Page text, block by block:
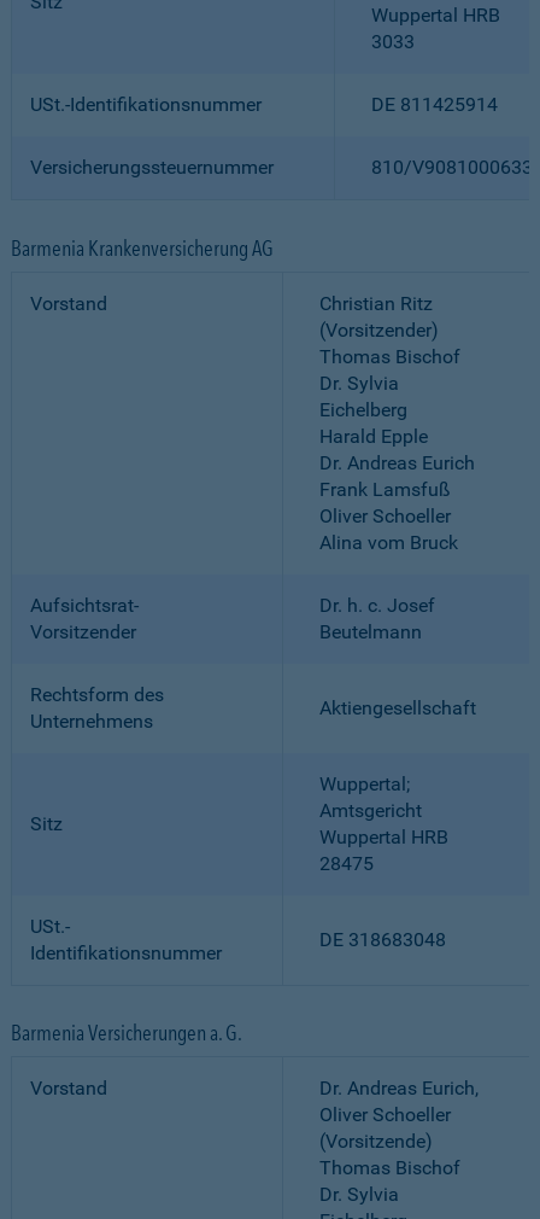
Wuppertal HRB
3033
USt.-Identifikationsnummer DE 811425914
Versicherungssteuernummer 810/
Barmenia Krankenversicherung AG
Vorstand
Christian Ritz
(Vorsitzender)
Thomas Bischof
Dr. Sylvia
Eichelberg
Harald Epple
Dr. Andreas Eurich
Frank Lamsfuß
Oliver Schoeller
Alina vom Bruck
Aufsichtsrat-
Vorsitzender
Dr. h. c. Josef
Beutelmann
Rechtsform des
Unternehmens
Aktiengesellschaft
Sitz
Wuppertal;
Amtsgericht
Wuppertal HRB
28475
USt.-
Identifikationsnummer
DE 318683048
Barmenia Versicherungen a. G.
Vorstand
Dr. Andreas Eurich,
Oliver Schoeller
(Vorsitzende)
Thomas Bischof
Dr. Sylvia